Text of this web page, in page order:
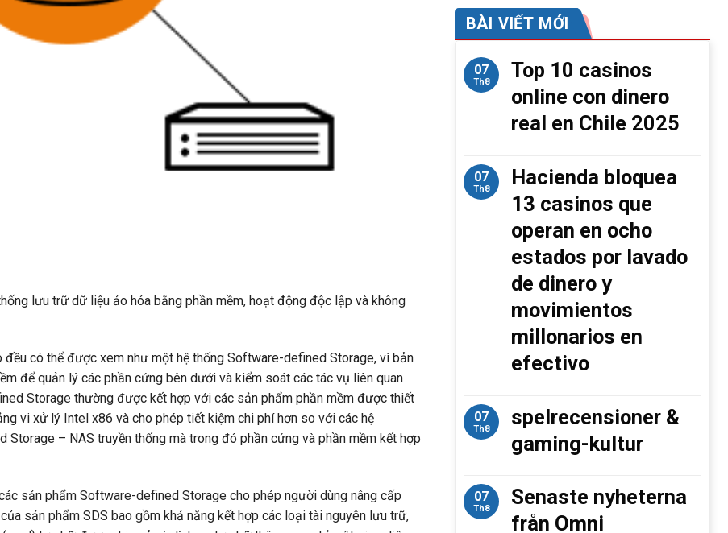
lưu trữ dữ liệu ảo hóa bằng phần mềm, hoạt động độc lập và không
có thể được xem như một hệ thống Software-defined Storage, vì bản
để quản lý các phần cứng bên dưới và kiểm soát các tác vụ liên quan
Storage thường được kết hợp với các sản phẩm phần mềm được thiết
vi xử lý Intel x86 và cho phép tiết kiệm chi phí hơn so với các hệ
– NAS truyền thống mà trong đó phần cứng và phần mềm kết hợp
sản phẩm Software-defined Storage cho phép người dùng nâng cấp
sản phẩm SDS bao gồm khả năng kết hợp các loại tài nguyên lưu trữ,
BÀI VIẾT MỚI
07
Th8
Top 10 casinos
online con dinero
real en Chile 2025
07
Th8
Hacienda bloquea
13 casinos que
operan en ocho
estados por lavado
de dinero y
movimientos
millonarios en
efectivo
07
Th8
spelrecensioner &
gaming-kultur
07
Th8
Senaste nyheterna
från Omni